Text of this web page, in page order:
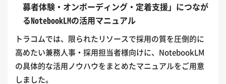
募者体験・オンボーディング・定着支援」につなが
るNotebookLMの活用マニュアル
トラコムでは、限られたリソースで採用の質を圧倒的に
高めたい兼務人事・採用担当者様向けに、NotebookLM
の具体的な活用ノウハウをまとめたマニュアルをご用意
しました。